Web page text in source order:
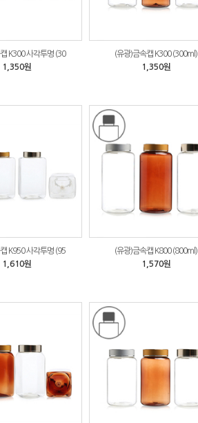
K300 사각투명 (30
1,350원
(유광)금속캡 K300 (300ml)
1,350원
K950 사각투명 (95
1,610원
(유광)금속캡 K800 (800ml)
1,570원